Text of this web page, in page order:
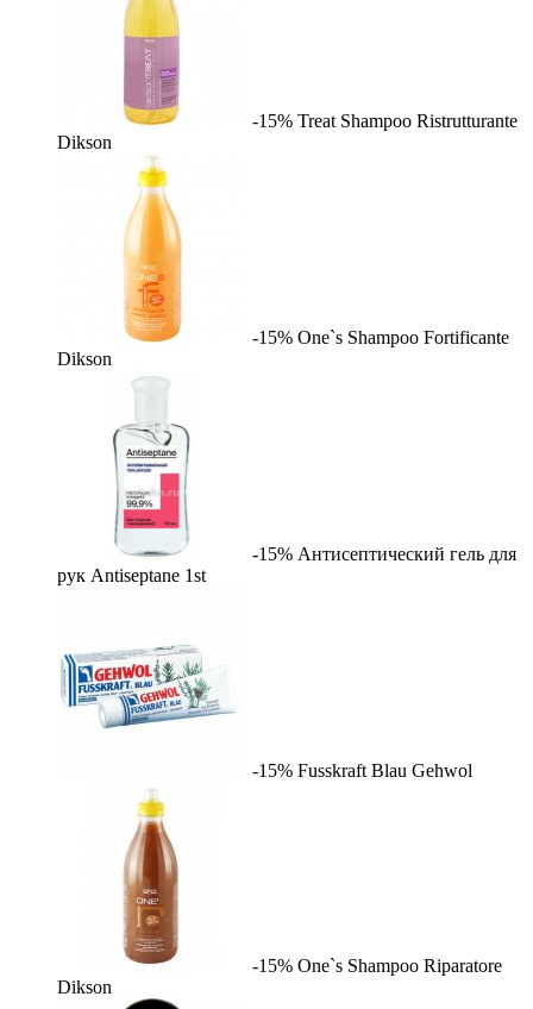
-15% Treat Shampoo Ristrutturante
Dikson
-15% One`s Shampoo Fortificante
Dikson
-15% Антисептический гель для
рук Antiseptane 1st
-15% Fusskraft Blau Gehwol
-15% One`s Shampoo Riparatore
Dikson